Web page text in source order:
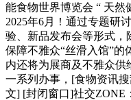
能食物世界博览会 “ 天然
2025年6月！通过专题研
验、新品发布会等形式，
保障不雅众“丝滑入馆”
内还将为展商及不雅众
一系列办事，[食物资讯
文] [封闭窗口]社交ZONE